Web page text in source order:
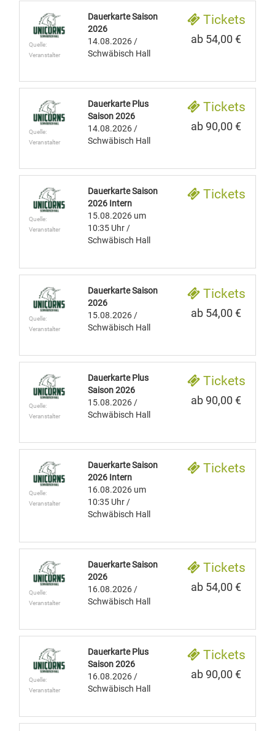
Quelle:
Veranstalter
Dauerkarte Saison
2026
14.08.2026 /
Schwäbisch Hall
Tickets
ab 54,00 €
Quelle:
Veranstalter
Dauerkarte Plus
Saison 2026
14.08.2026 /
Schwäbisch Hall
Tickets
ab 90,00 €
Quelle:
Veranstalter
Dauerkarte Saison
2026 Intern
15.08.2026 um
10:35 Uhr /
Schwäbisch Hall
Tickets
Quelle:
Veranstalter
Dauerkarte Saison
2026
15.08.2026 /
Schwäbisch Hall
Tickets
ab 54,00 €
Quelle:
Veranstalter
Dauerkarte Plus
Saison 2026
15.08.2026 /
Schwäbisch Hall
Tickets
ab 90,00 €
Quelle:
Veranstalter
Dauerkarte Saison
2026 Intern
16.08.2026 um
10:35 Uhr /
Schwäbisch Hall
Tickets
Quelle:
Veranstalter
Dauerkarte Saison
2026
16.08.2026 /
Schwäbisch Hall
Tickets
ab 54,00 €
Quelle:
Veranstalter
Dauerkarte Plus
Saison 2026
16.08.2026 /
Schwäbisch Hall
Tickets
ab 90,00 €